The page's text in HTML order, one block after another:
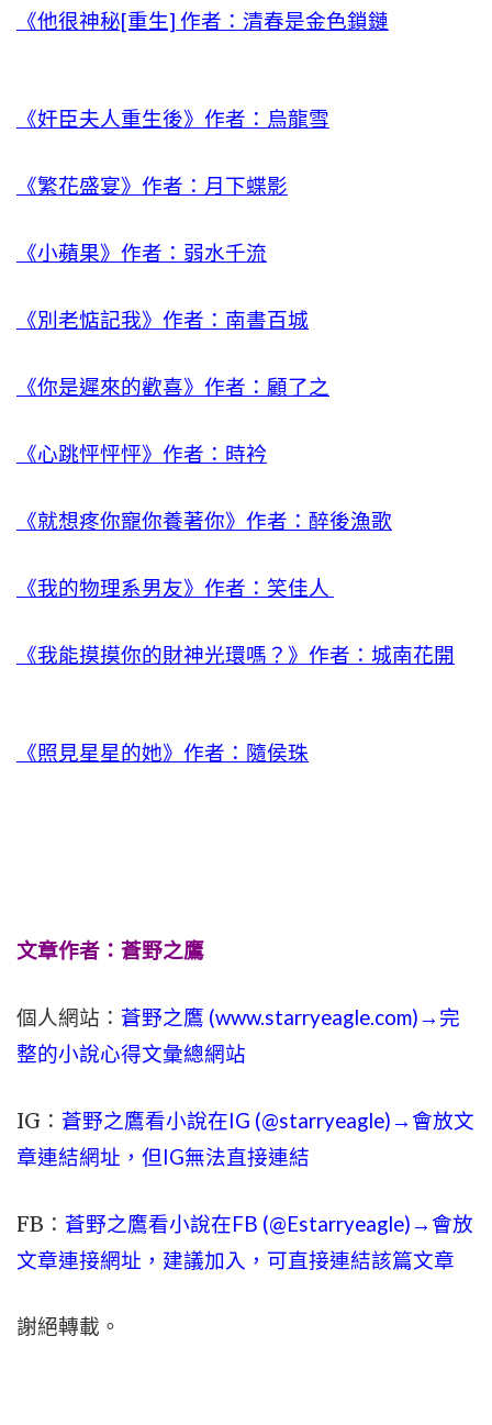
《他很神秘[重生] 作者：清春是金色鎖鏈
《奸臣夫人重生後》作者：烏龍雪
《繁花盛宴》作者：月下蝶影
《小蘋果》作者：弱水千流
《別老惦記我》作者：南書百城
《你是遲來的歡喜》作者：顧了之
《心跳怦怦怦》作者：時衿
《就想疼你寵你養著你》作者：醉後漁歌
《我的物理系男友》作者：笑佳人
《我能摸摸你的財神光環嗎？》作者：城南花開
《照見星星的她》作者：隨侯珠
文章作者：蒼野之鷹
個人網站： 蒼野之鷹 (www.starryeagle.com)→完
整的小說心得文彙總網站
IG： 蒼野之鷹看小說在IG (@starryeagle)→會放文
章連結網址，但IG無法直接連結
FB： 蒼野之鷹看小說在FB (@Estarryeagle)→會放
文章連接網址，建議加入，可直接連結該篇文章
謝絕轉載。